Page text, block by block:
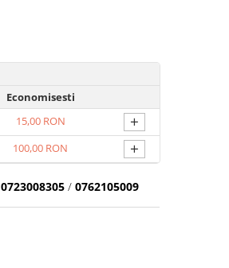
Economisesti
15,00 RON +
100,00 RON +
0723008305 / 0762105009